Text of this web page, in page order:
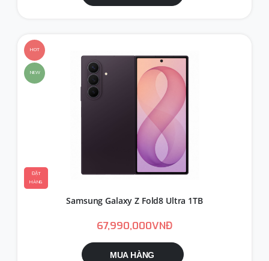
HOT
NEW
ĐẶT
HÀNG
Samsung Galaxy Z Fold8 Ultra 1TB
67,990,000VNĐ
MUA HÀNG